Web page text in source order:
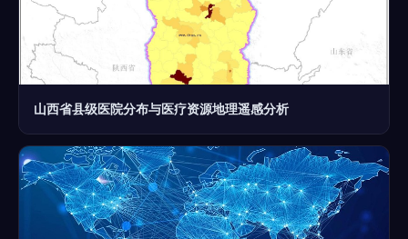
山西省县级医院分布与医疗资源地理遥感分析